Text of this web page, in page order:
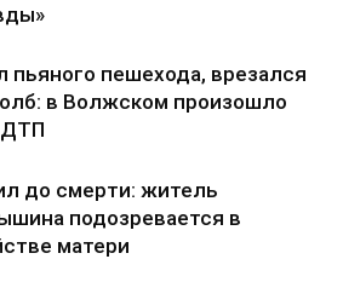
пьяного пешехода, врезался
в Волжском произошло
до смерти: житель
подозревается в
матери